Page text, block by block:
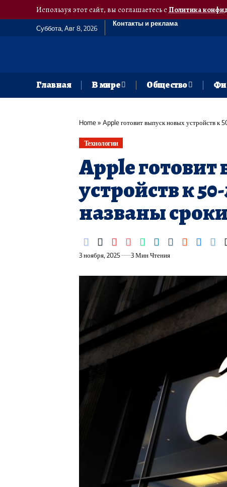
Используя этот сайт, вы соглашаетесь сПолитика
Суббота, Авг 8, 2026
Контакты и реклама
Главная В мире Общество
Home» Apple готовит выпуск новых устройств к
Технологии
Apple
устройств к
названы
3 ноября, 2025 3 Мин Чтения